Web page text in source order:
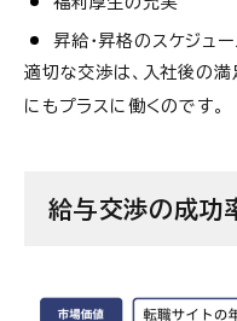
昇給・昇格のスケジュ
適切な交渉は、入社後の満
にもプラスに働くのです。
給与交渉の成功